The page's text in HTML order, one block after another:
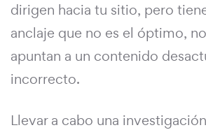
dirigen hacia tu sitio, pero
anclaje que no es el óptimo,
apuntan a un contenido
incorrecto.
Llevar a cabo una